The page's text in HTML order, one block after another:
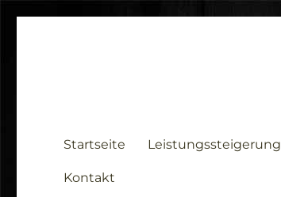
Startseite Leistungssteigerung
Kontakt